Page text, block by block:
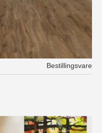
Bestillingsvare